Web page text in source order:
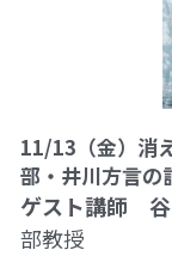
11/13（金）消
部・井川方言の
ゲスト講師　
部教授